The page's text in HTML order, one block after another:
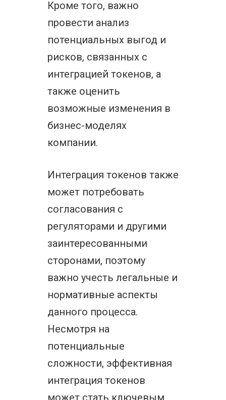
Кроме того, важно
провести анализ
потенциальных выгод и
рисков, связанных с
интеграцией токенов, а
также оценить
возможные изменения в
бизнес-моделях
компании.
Интеграция токенов также
может потребовать
согласования с
регуляторами и другими
заинтересованными
сторонами, поэтому
важно учесть легальные и
нормативные аспекты
данного процесса.
Несмотря на
потенциальные
сложности, эффективная
интеграция токенов
может стать ключевым